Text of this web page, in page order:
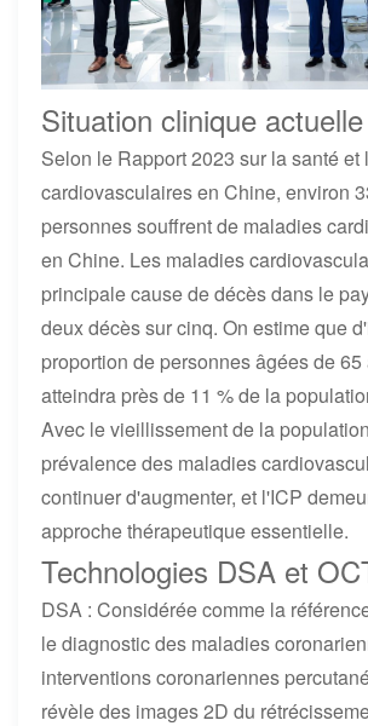
Situation clinique actuelle
Selon le Rapport 2023 sur la santé et
cardiovasculaires en Chine, environ
personnes souffrent de maladies
en Chine. Les maladies
principale cause de décès dans le
deux décès sur cinq. On estime que
proportion de personnes âgées de
atteindra près de 11 % de la
Avec le vieillissement de la
prévalence des maladies
continuer d'augmenter, et l'ICP
approche thérapeutique essentielle.
Technologies DSA et
DSA : Considérée comme la
le diagnostic des maladies
interventions coronariennes
révèle des images 2D du